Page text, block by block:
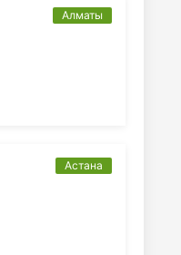
Алматы
Астана